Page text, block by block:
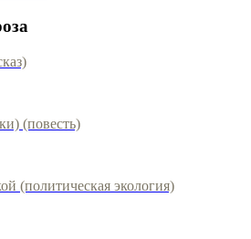
(повесть)
(политическая экология)